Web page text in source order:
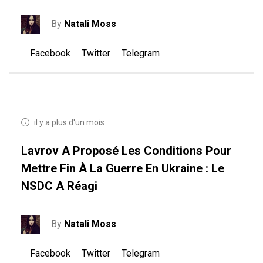
By Natali Moss
Facebook Twitter Telegram
il y a plus d'un mois
Lavrov A Proposé Les Conditions Pour
Mettre Fin À La Guerre En Ukraine : Le
NSDC A Réagi
By Natali Moss
Facebook Twitter Telegram